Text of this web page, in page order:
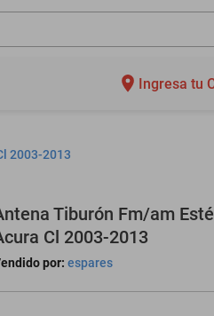
Ingresa tu
2003-2013
Tiburón Fm/am
Cl 2003-2013
por: espares